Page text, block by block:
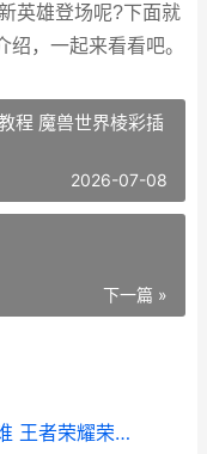
英雄登场呢?下面就
，一起来看看吧。
程 魔兽世界棱彩插
2026-07-08
下一篇 »
王者荣耀荣耀s29赛季新英雄是谁 王者荣耀荣耀王者